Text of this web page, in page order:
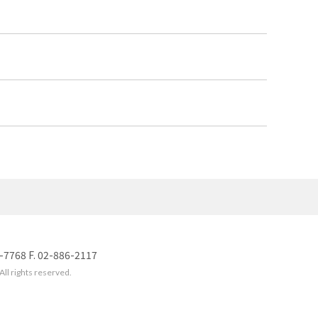
7768 F. 02-886-2117
rights reserved.